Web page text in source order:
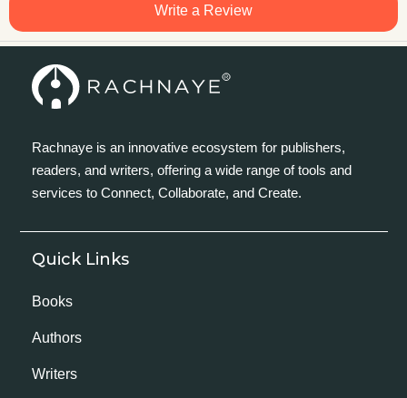
Write a Review
Rachnaye is an innovative ecosystem for publishers,
readers, and writers, offering a wide range of tools and
services to Connect, Collaborate, and Create.
Quick Links
Books
Authors
Writers